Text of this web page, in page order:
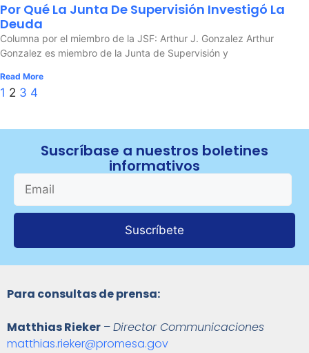
Por Qué La Junta De Supervisión Investigó La
Deuda
Columna por el miembro de la JSF: Arthur J. Gonzalez Arthur
Gonzalez es miembro de la Junta de Supervisión y
Read More
1 2 3 4
Suscríbase a nuestros boletines
informativos
Suscríbete
Para consultas de prensa:
Matthias Rieker –Director Communicaciones
matthias.rieker@promesa.gov